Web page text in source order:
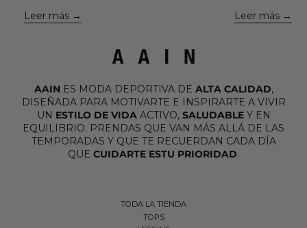
Leer más Leer más
AAIN ES MODA DEPORTIVA DE ALTA CALIDAD,
DISEÑADA PARA MOTIVARTE E INSPIRARTE A VIVIR
UN ESTILO DE VIDA ACTIVO, SALUDABLEY EN
EQUILIBRIO. PRENDAS QUE VAN MÁS ALLÁ DE LAS
TEMPORADAS Y QUE TE RECUERDAN CADA DÍA
QUE CUIDARTE ESTU PRIORIDAD.
TODA LA TIENDA
TOPS